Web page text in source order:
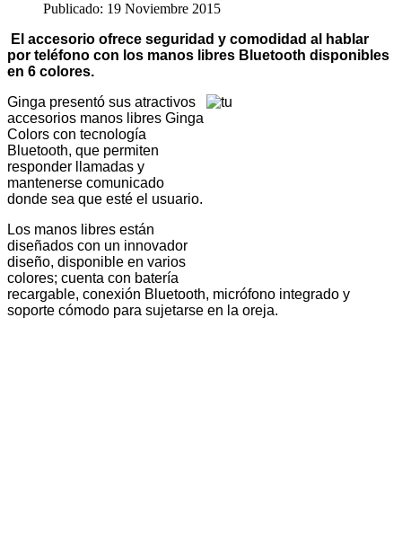
Publicado: 19 Noviembre 2015
El accesorio ofrece seguridad y comodidad al hablar
por teléfono con los manos libres Bluetooth disponibles
en 6 colores.
Ginga presentó sus atractivos
accesorios manos libres Ginga
Colors con tecnología
Bluetooth, que permiten
responder llamadas y
mantenerse comunicado
donde sea que esté el usuario.
Los manos libres están
diseñados con un innovador
diseño, disponible en varios
colores; cuenta con batería
recargable, conexión Bluetooth, micrófono integrado y
soporte cómodo para sujetarse en la oreja.